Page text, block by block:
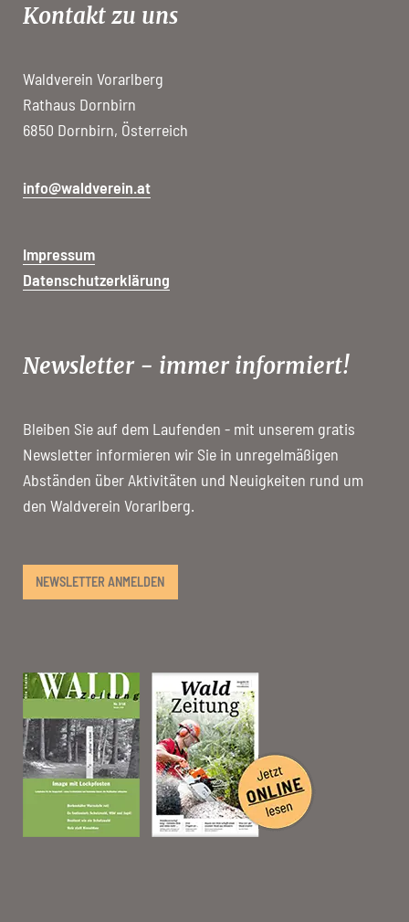
Kontakt zu uns
Waldverein Vorarlberg
Rathaus Dornbirn
6850 Dornbirn, Österreich
info@waldverein.at
Impressum
Datenschutzerklärung
Newsletter - immer informiert!
Bleiben Sie auf dem Laufenden - mit unserem gratis
Newsletter informieren wir Sie in unregelmäßigen
Abständen über Aktivitäten und Neuigkeiten rund um
den Waldverein Vorarlberg.
NEWSLETTER ANMELDEN